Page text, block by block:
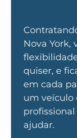
Nova York,
quiser, e
em cada
um veículo
ajudar.